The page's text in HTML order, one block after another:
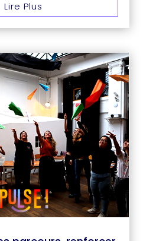
Lire Plus